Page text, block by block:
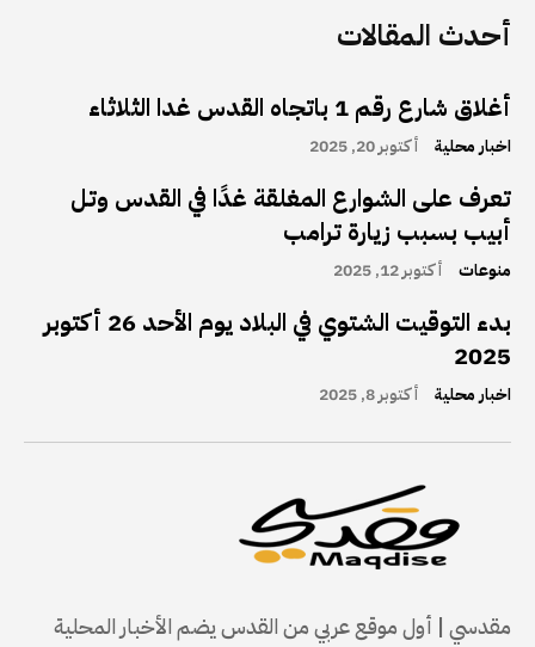
أحدث المقالات
أغلاق شارع رقم 1 باتجاه القدس غدا الثلاثاء
اخبار محلية أكتوبر 20, 2025
تعرف على الشوارع المغلقة غدًا في القدس وتل
أبيب بسبب زيارة ترامب
منوعات أكتوبر 12, 2025
بدء التوقيت الشتوي في البلاد يوم الأحد 26 أكتوبر
2025
اخبار محلية أكتوبر 8, 2025
مقدسي | أول موقع عربي من القدس يضم الأخبار المحلية